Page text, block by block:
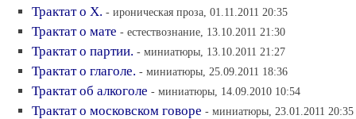
Трактат о Х. - ироническая проза, 01.11.2011 20:35
Трактат о мате - естествознание, 13.10.2011 21:30
Трактат о партии. - миниатюры, 13.10.2011 21:27
Трактат о глаголе. - миниатюры, 25.09.2011 18:36
Трактат об алкоголе - миниатюры, 14.09.2010 10:54
Трактат о московском говоре - миниатюры, 23.01.2011 20:35